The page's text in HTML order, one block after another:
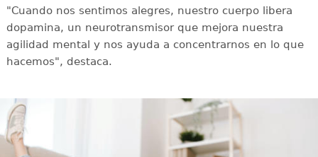
"Cuando nos sentimos alegres, nuestro cuerpo libera
dopamina, un neurotransmisor que mejora nuestra
agilidad mental y nos ayuda a concentrarnos en lo que
hacemos", destaca.